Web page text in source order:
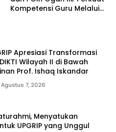
Kompetensi Guru Melalui
Apresiasi Transformasi
Wilayah II di Bawah
Prof. Ishaq Iskandar
Agustus 7, 2026
Menyatukan
UPGRIP yang Unggul